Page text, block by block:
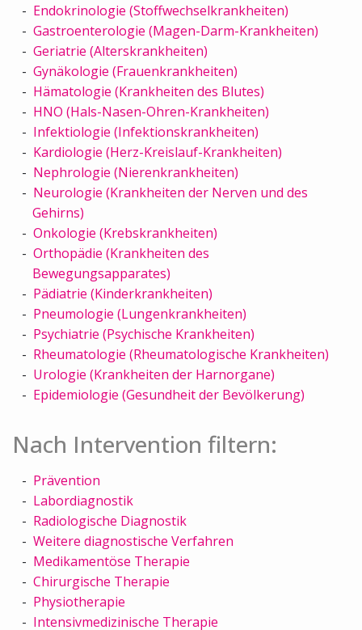
Endokrinologie (Stoffwechselkrankheiten)
Gastroenterologie (Magen-Darm-Krankheiten)
Geriatrie (Alterskrankheiten)
Gynäkologie (Frauenkrankheiten)
Hämatologie (Krankheiten des Blutes)
HNO (Hals-Nasen-Ohren-Krankheiten)
Infektiologie (Infektionskrankheiten)
Kardiologie (Herz-Kreislauf-Krankheiten)
Nephrologie (Nierenkrankheiten)
Neurologie (Krankheiten der Nerven und des
Gehirns)
Onkologie (Krebskrankheiten)
Orthopädie (Krankheiten des
Bewegungsapparates)
Pädiatrie (Kinderkrankheiten)
Pneumologie (Lungenkrankheiten)
Psychiatrie (Psychische Krankheiten)
Rheumatologie (Rheumatologische Krankheiten)
Urologie (Krankheiten der Harnorgane)
Epidemiologie (Gesundheit der Bevölkerung)
Nach Intervention filtern:
Prävention
Labordiagnostik
Radiologische Diagnostik
Weitere diagnostische Verfahren
Medikamentöse Therapie
Chirurgische Therapie
Physiotherapie
Intensivmedizinische Therapie